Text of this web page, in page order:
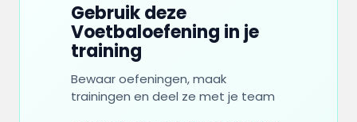
Gebruik deze
Voetbaloefening in je
training
Bewaar oefeningen, maak
trainingen en deel ze met je team